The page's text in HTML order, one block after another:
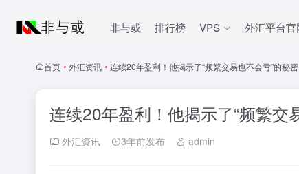
非与或 排行榜 VPS 外汇平台官
首页 • 外汇资讯 • 连续20年盈利！他揭示了“频繁交易也不会亏”的秘
连续20年盈利！他揭示了“频繁
外汇资讯 3年前发布 admin